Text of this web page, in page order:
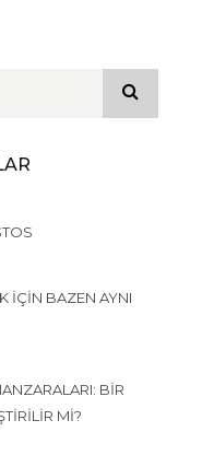
İÇIN BAZEN AYNI
BIR
MI?